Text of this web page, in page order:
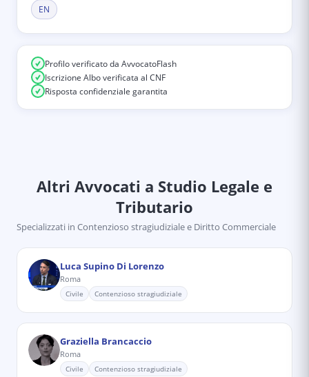
EN
Profilo verificato da AvvocatoFlash
Iscrizione Albo verificata al CNF
Risposta confidenziale garantita
Altri Avvocati a Studio Legale e
Tributario
Specializzati in Contenzioso stragiudiziale e Diritto Commerciale
Luca Supino Di Lorenzo
Roma
Civile Contenzioso stragiudiziale
Graziella Brancaccio
Roma
Civile Contenzioso stragiudiziale